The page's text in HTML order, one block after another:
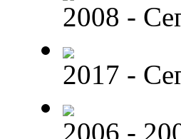
2008 -
2017 -
2006 -